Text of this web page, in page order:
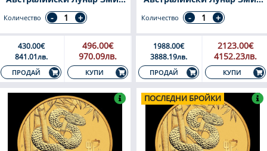
2025
Количество
430.00€
841.01лв.
ПРОДАЙ
496.00€
970.09лв.
КУПИ
2025
Количество
1988.00€
3888.19лв.
ПРОДАЙ
2123.00€
4152.23лв.
КУПИ
ПОСЛЕДНИ БРОЙКИ